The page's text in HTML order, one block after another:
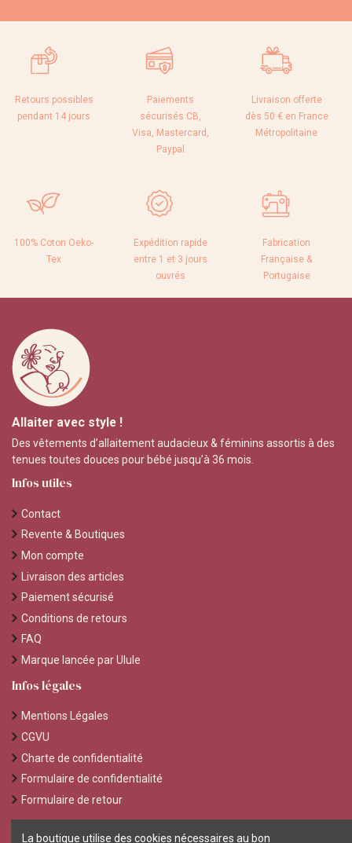
Retours possibles
pendant 14 jours
Paiements
sécurisés CB,
Visa, Mastercard,
Paypal
Livraison offerte
dès 50 € en France
Métropolitaine
100% Coton Oeko-
Tex
Expédition rapide
entre 1 et 3 jours
ouvrés
Fabrication
Française &
Portugaise
Allaiter avec style !
Des vêtements d’allaitement audacieux & féminins assortis à des
tenues toutes douces pour bébé jusqu’à 36 mois.
Infos utiles
Contact
Revente & Boutiques
Mon compte
Livraison des articles
Paiement sécurisé
Conditions de retours
FAQ
Marque lancée par Ulule
Infos légales
Mentions Légales
CGVU
Charte de confidentialité
Formulaire de confidentialité
Formulaire de retour
La boutique utilise des cookies nécessaires au bon